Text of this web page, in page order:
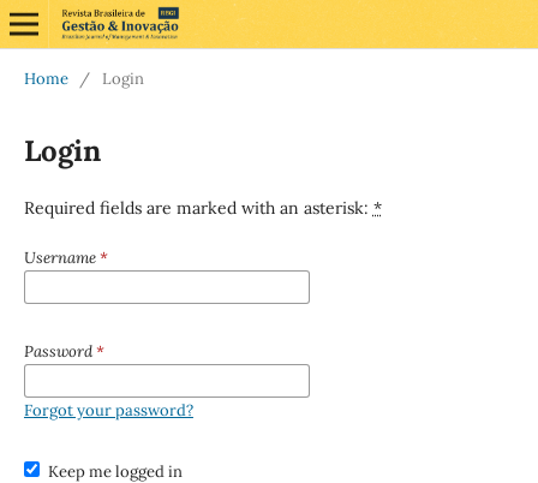
Home / Login
Login
Required fields are marked with an asterisk: *
Username*
Password*
Forgot your password?
Keep me logged in